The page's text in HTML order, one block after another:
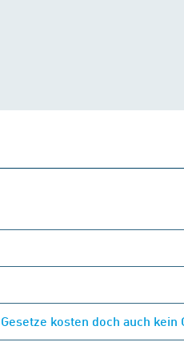
kosten doch auch kein